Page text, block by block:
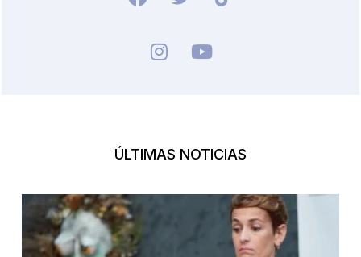
ÚLTIMAS NOTICIAS